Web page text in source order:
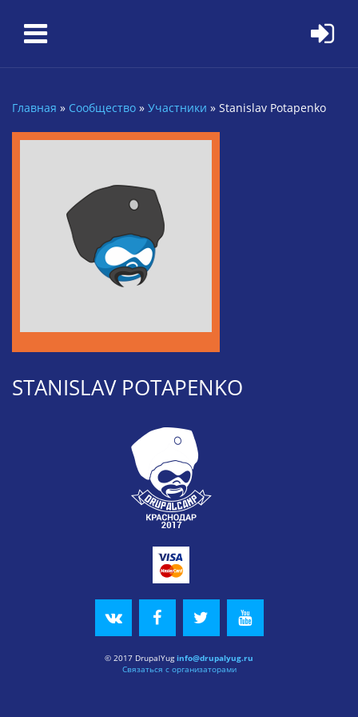
Вы здесь
Главная » Сообщество » Участники » Stanislav Potapenko
STANISLAV POTAPENKO
© 2017 DrupalYuginfo@drupalyug.ru
Связаться с организаторами